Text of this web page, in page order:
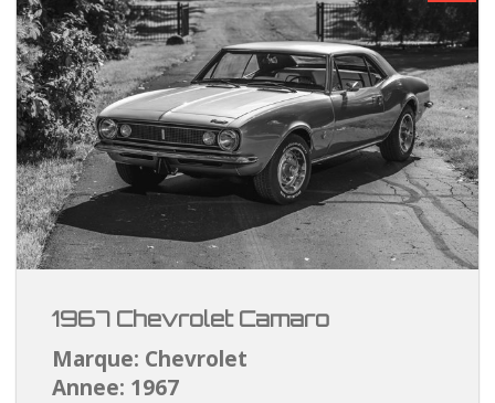
1967 Chevrolet Camaro
Marque: Chevrolet
Annee: 1967